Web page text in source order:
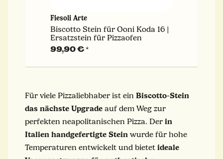
Fiesoli Arte
Biscotto Stein für Ooni Koda 16 |
Ersatzstein für Pizzaofen
99,90 €*
Für viele Pizzaliebhaber ist ein Biscotto-Stein
das nächste Upgrade auf dem Weg zur
perfekten neapolitanischen Pizza. Der in
Italien handgefertigte Stein wurde für hohe
Temperaturen entwickelt und bietet ideale